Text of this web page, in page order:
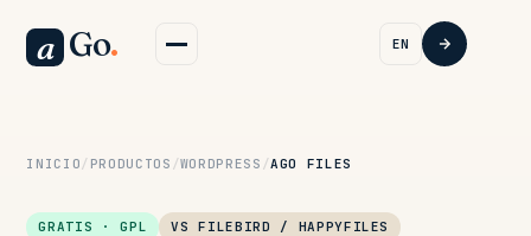
a Go. EN
INICIO / PRODUCTOS /WORDPRESS /AGO FILES
GRATIS · GPL VS FILEBIRD / HAPPYFILES